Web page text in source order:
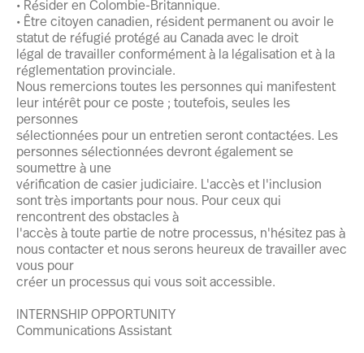
• Résider en Colombie-Britannique.
• Être citoyen canadien, résident permanent ou avoir le
statut de réfugié protégé au Canada avec le droit
légal de travailler conformément à la légalisation et à la
réglementation provinciale.
Nous remercions toutes les personnes qui manifestent
leur intérêt pour ce poste ; toutefois, seules les
personnes
sélectionnées pour un entretien seront contactées. Les
personnes sélectionnées devront également se
soumettre à une
vérification de casier judiciaire. L'accès et l'inclusion
sont très importants pour nous. Pour ceux qui
rencontrent des obstacles à
l'accès à toute partie de notre processus, n'hésitez pas à
nous contacter et nous serons heureux de travailler avec
vous pour
créer un processus qui vous soit accessible.
INTERNSHIP OPPORTUNITY
Communications Assistant